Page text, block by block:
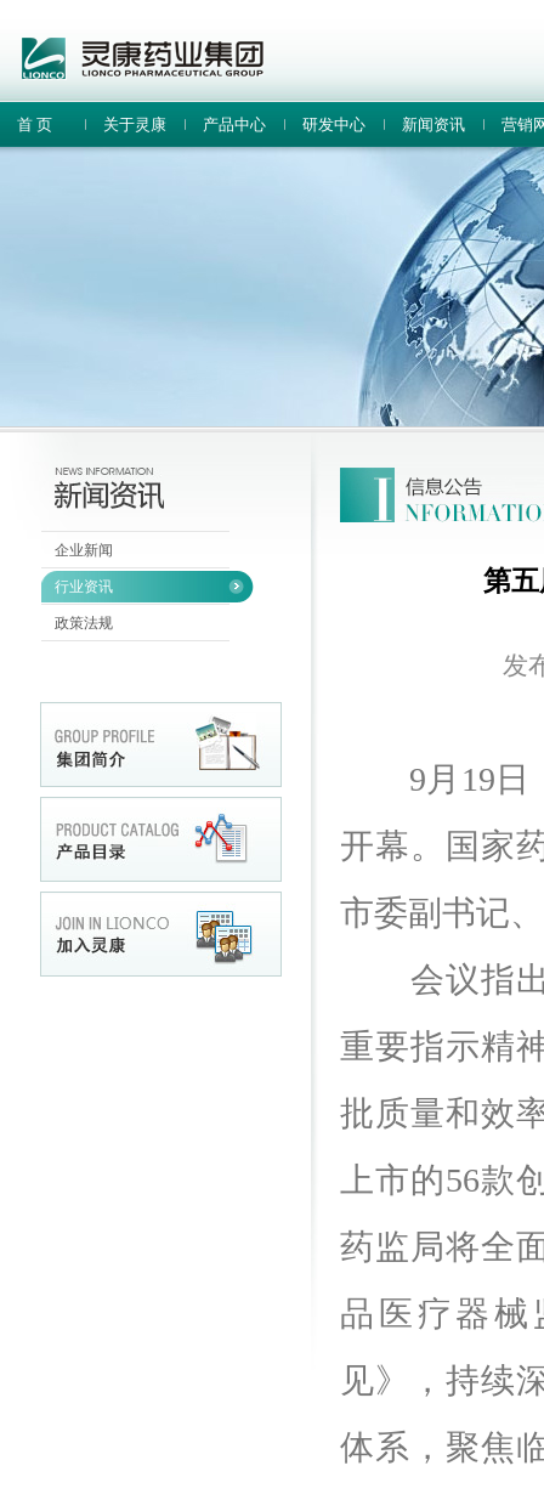
首 页 关于灵康 产品中心 研发中心 新闻资讯 营销
企业新闻
行业资讯
政策法规
第
发
9月19日，
开幕。国家
市委副书记
会议指出
重要指示精
批质量和效
上市的56款
药监局将全
品医疗器
见》，持续
体系，聚焦